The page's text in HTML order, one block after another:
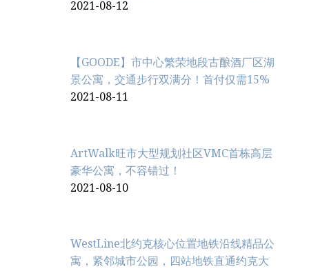
2021-08-12
【GOODE】市中心繁荣地段古酿酒厂区湖
景公寓，交通步行双满分！首付仅需15%
2021-08-11
ArtWalk旺市大型规划社区VMC首栋高层
豪华公寓，不容错过！
2021-08-10
WestLine北约克核心位置地铁沿线精品公
寓，紧邻城市公园，四站地铁直通约克大